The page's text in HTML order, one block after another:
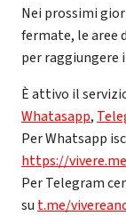
Nei prossimi
fermate, le aree
per raggiungere
È attivo il
Whatasapp,
Per Whatsapp
https://
Per Telegram
su t.me/